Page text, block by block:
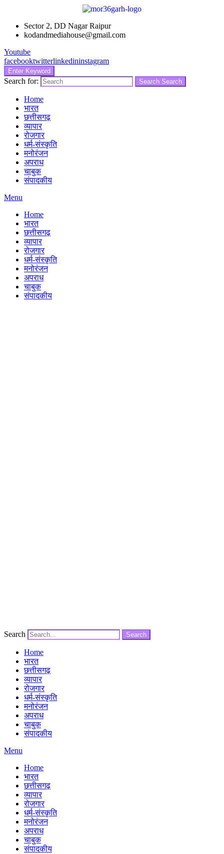
Sector 2, DD Nagar Raipur
kodandmediahouse@gmail.com
Youtube
facebooktwitterlinkedininstagram
Enter Keyword
Search for: Search Search
Home
भारत
छत्तीसगढ़
व्यापार
रोजगार
धर्म-संस्कृति
मनोरंजन
अपराध
चाबुक
संपादकीय
Menu
Home
भारत
छत्तीसगढ़
व्यापार
रोजगार
धर्म-संस्कृति
मनोरंजन
अपराध
चाबुक
संपादकीय
Search Search
Home
भारत
छत्तीसगढ़
व्यापार
रोजगार
धर्म-संस्कृति
मनोरंजन
अपराध
चाबुक
संपादकीय
Menu
Home
भारत
छत्तीसगढ़
व्यापार
रोजगार
धर्म-संस्कृति
मनोरंजन
अपराध
चाबुक
संपादकीय